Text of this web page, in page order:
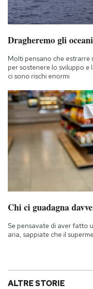
Dragheremo gli oceani
Molti pensano che estrarre
per sostenere lo sviluppo e
ci sono rischi enormi
Chi ci guadagna
Se pensavate di aver fatto
aria, sappiate che il
ALTRE STORIE